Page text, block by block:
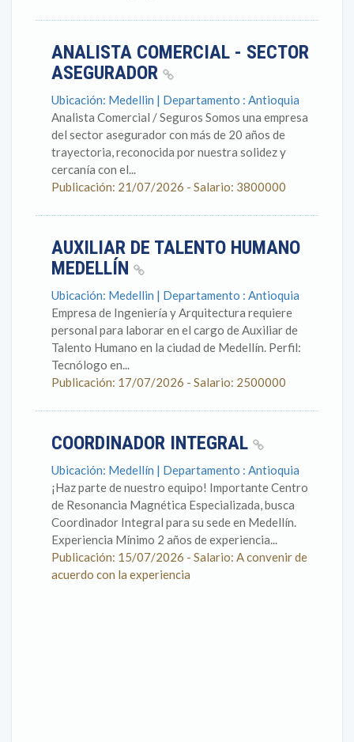
ANALISTA COMERCIAL - SECTOR
ASEGURADOR
Ubicación: Medellin | Departamento : Antioquia
Analista Comercial / Seguros Somos una empresa
del sector asegurador con más de 20 años de
trayectoria, reconocida por nuestra solidez y
cercanía con el...
Publicación: 21/07/2026 - Salario: 3800000
AUXILIAR DE TALENTO HUMANO
MEDELLÍN
Ubicación: Medellin | Departamento : Antioquia
Empresa de Ingeniería y Arquitectura requiere
personal para laborar en el cargo de Auxiliar de
Talento Humano en la ciudad de Medellín. Perfil:
Tecnólogo en...
Publicación: 17/07/2026 - Salario: 2500000
COORDINADOR INTEGRAL
Ubicación: Medellín | Departamento : Antioquia
¡Haz parte de nuestro equipo! Importante Centro
de Resonancia Magnética Especializada, busca
Coordinador Integral para su sede en Medellín.
Experiencia Mínimo 2 años de experiencia...
Publicación: 15/07/2026 - Salario: A convenir de
acuerdo con la experiencia